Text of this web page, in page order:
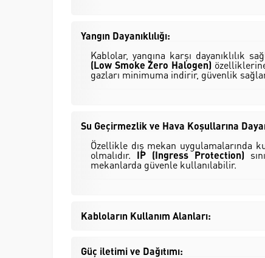
Yangın Dayanıklılığı:
Kablolar, yangına karşı dayanıklılık
(Low Smoke Zero Halogen)
gazları minimuma indirir, güvenlik
Su Geçirmezlik ve Hava Koşullarına
Özellikle dış mekan uygulamalarında
olmalıdır. IP (Ingress Protection)
mekanlarda güvenle kullanılabilir.
Kabloların Kullanım Alanları:
Güç iletimi ve Dağıtımı: